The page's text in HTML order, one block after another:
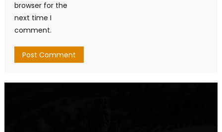
browser for the
next time I
comment.